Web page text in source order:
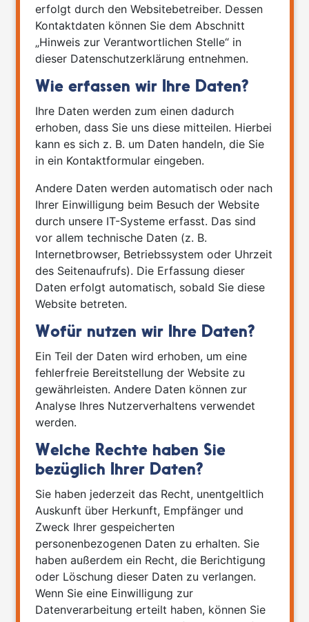
erfolgt durch den Websitebetreiber. Dessen
Kontaktdaten können Sie dem Abschnitt
„Hinweis zur Verantwortlichen Stelle“ in
dieser Datenschutzerklärung entnehmen.
Wie erfassen wir Ihre Daten?
Ihre Daten werden zum einen dadurch
erhoben, dass Sie uns diese mitteilen. Hierbei
kann es sich z. B. um Daten handeln, die Sie
in ein Kontaktformular eingeben.
Andere Daten werden automatisch oder nach
Ihrer Einwilligung beim Besuch der Website
durch unsere IT-Systeme erfasst. Das sind
vor allem technische Daten (z. B.
Internetbrowser, Betriebssystem oder Uhrzeit
des Seitenaufrufs). Die Erfassung dieser
Daten erfolgt automatisch, sobald Sie diese
Website betreten.
Wofür nutzen wir Ihre Daten?
Ein Teil der Daten wird erhoben, um eine
fehlerfreie Bereitstellung der Website zu
gewährleisten. Andere Daten können zur
Analyse Ihres Nutzerverhaltens verwendet
werden.
Welche Rechte haben Sie
bezüglich Ihrer Daten?
Sie haben jederzeit das Recht, unentgeltlich
Auskunft über Herkunft, Empfänger und
Zweck Ihrer gespeicherten
personenbezogenen Daten zu erhalten. Sie
haben außerdem ein Recht, die Berichtigung
oder Löschung dieser Daten zu verlangen.
Wenn Sie eine Einwilligung zur
Datenverarbeitung erteilt haben, können Sie